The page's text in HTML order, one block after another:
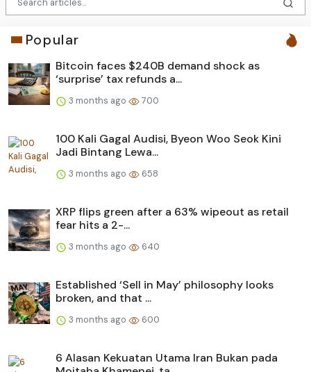
Popular
Bitcoin faces $240B demand shock as
‘surprise’ tax refunds a...
3 months ago 700
100 Kali Gagal Audisi, Byeon Woo Seok Kini
Jadi Bintang Lewa...
3 months ago 658
XRP flips green after a 63% wipeout as retail
fear hits a 2-...
3 months ago 640
Established ‘Sell in May’ philosophy looks
broken, and that ...
3 months ago 600
6 Alasan Kekuatan Utama Iran Bukan pada